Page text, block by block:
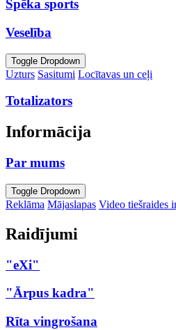
Spēka sports
Veselība
Toggle Dropdown
Uzturs Sasitumi Locītavas un ceļi
Totalizators
Informācija
Par mums
Toggle Dropdown
Reklāma Mājaslapas Video tiešraides
Raidījumi
"eXi"
"Ārpus kadra"
Rīta vingrošana